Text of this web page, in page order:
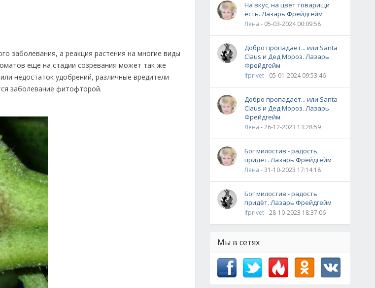
заболевания, а реакция растения на многие виды
еще на стадии созревания может так же
недостаток удобрений, различные вредители
заболевание фитофторой.
На вкус, на цвет товарищи
есть. Лазарь Фрейдгейм
Лена - 05-03-2024 00:09:58
Добро пропадает... или Santa
Claus и Дед Мороз. Лазарь
Фрейдгейм
lfprivet- 05-01-2024 09:53:46
Добро пропадает... или Santa
Claus и Дед Мороз. Лазарь
Фрейдгейм
Лена - 26-12-2023 13:28:59
Бог милостив - радость
придёт. Лазарь Фрейдгейм
Лена - 31-10-2023 17:14:18
Бог милостив - радость
придёт. Лазарь Фрейдгейм
lfprivet- 28-10-2023 18:37:06
Мы в сетях